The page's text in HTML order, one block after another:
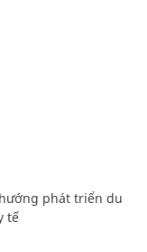
phát triển du
tế